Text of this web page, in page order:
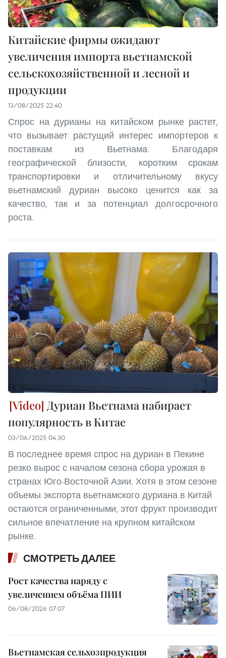
Китайские фирмы ожидают
увеличения импорта вьетнамской
сельскохозяйственной и лесной и
продукции
13/08/2025 22:40
Спрос на дурианы на китайском рынке растет,
что вызывает растущий интерес импортеров к
поставкам из Вьетнама. Благодаря
географической близости, коротким срокам
транспортировки и отличительному вкусу
вьетнамский дуриан высоко ценится как за
качество, так и за потенциал долгосрочного
роста.
Дуриан Вьетнама набирает
популярность в Китае
03/06/2025 04:30
В последнее время спрос на дуриан в Пекине
резко вырос с началом сезона сбора урожая в
странах Юго-Восточной Азии. Хотя в этом сезоне
объемы экспорта вьетнамского дуриана в Китай
остаются ограниченными, этот фрукт производит
сильное впечатление на крупном китайском
рынке.
СМОТРЕТЬ ДАЛЕЕ
Рост качества наряду с
увеличением объёма ПИИ
06/08/2026 07:07
Вьетнамская сельхозпродукция